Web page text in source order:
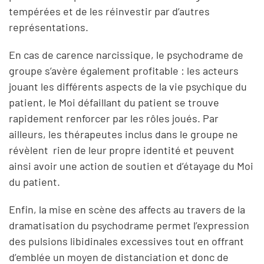
tempérées et de les réinvestir par d’autres
représentations.
En cas de carence narcissique, le psychodrame de
groupe s’avère également profitable : les acteurs
jouant les différents aspects de la vie psychique du
patient, le Moi défaillant du patient se trouve
rapidement renforcer par les rôles joués. Par
ailleurs, les thérapeutes inclus dans le groupe ne
révèlent rien de leur propre identité et peuvent
ainsi avoir une action de soutien et d’étayage du Moi
du patient.
Enfin, la mise en scène des affects au travers de la
dramatisation du psychodrame permet l’expression
des pulsions libidinales excessives tout en offrant
d’emblée un moyen de distanciation et donc de